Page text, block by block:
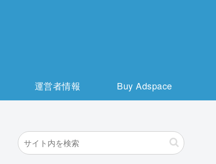
運営者情報 Buy Adspace